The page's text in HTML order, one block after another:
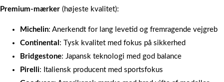
Premium-mærker (højeste kvalitet):
Michelin: Anerkendt for lang levetid og fremragende vejgreb
Continental : Tysk kvalitet med fokus på sikkerhed
Bridgestone: Japansk teknologi med god balance
Pirelli: Italiensk producent med sportsfokus